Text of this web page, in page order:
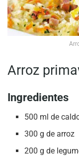
Arroz
Ingredientes
500 ml de
300 g de arroz
200 g de